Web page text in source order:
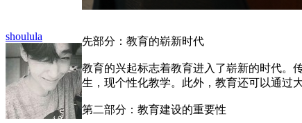
shoulula 先部分：教育的崭新时代
教育的兴起标志着教育进入了崭新的时代。
生，现个性化教学。此外，教育还可以通过
第二部分：教育建设的重要性